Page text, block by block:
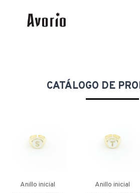
CATÁLOGO DE
Anillo inicial Anillo inicial